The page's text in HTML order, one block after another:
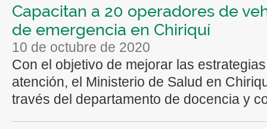
Capacitan a 20 operadores de
de emergencia en Chiriquí
10 de octubre de 2020
Con el objetivo de mejorar las
atención, el Ministerio de Salud en
través del departamento de docencia y